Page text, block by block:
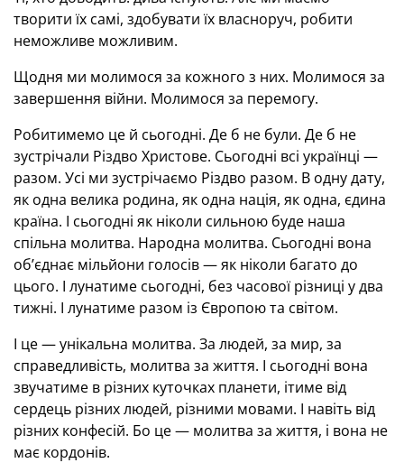
творити їх самі, здобувати їх власноруч, робити
неможливе можливим.
Щодня ми молимося за кожного з них. Молимося за
завершення війни. Молимося за перемогу.
Робитимемо це й сьогодні. Де б не були. Де б не
зустрічали Різдво Христове. Сьогодні всі українці —
разом. Усі ми зустрічаємо Різдво разом. В одну дату,
як одна велика родина, як одна нація, як одна, єдина
країна. І сьогодні як ніколи сильною буде наша
спільна молитва. Народна молитва. Сьогодні вона
об’єднає мільйони голосів — як ніколи багато до
цього. І лунатиме сьогодні, без часової різниці у два
тижні. І лунатиме разом із Європою та світом.
І це — унікальна молитва. За людей, за мир, за
справедливість, молитва за життя. І сьогодні вона
звучатиме в різних куточках планети, ітиме від
сердець різних людей, різними мовами. І навіть від
різних конфесій. Бо це — молитва за життя, і вона не
має кордонів.